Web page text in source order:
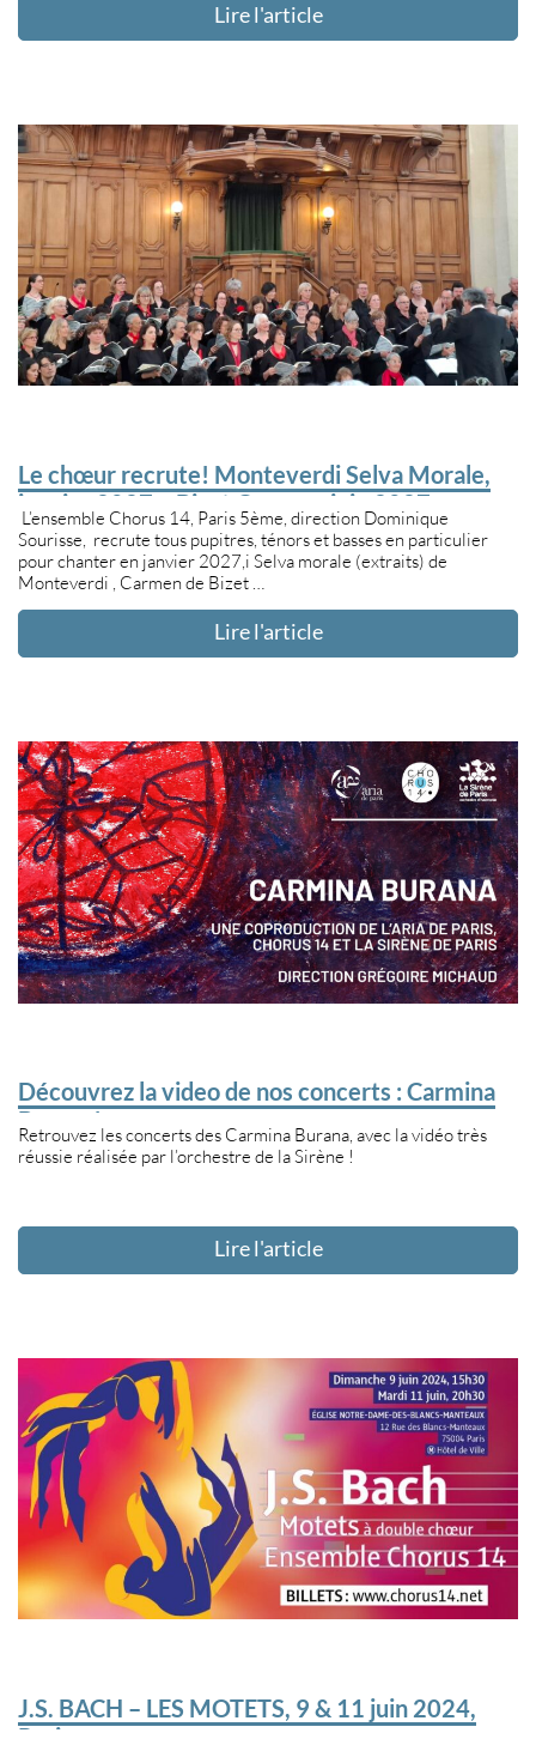
Lire l'article
Le chœur recrute! Monteverdi Selva Morale,
janvier 2027 – Bizet Carmen, juin 2027
L’ensemble Chorus 14, Paris 5ème, direction Dominique
Sourisse, recrute tous pupitres, ténors et basses en particulier
pour chanter en janvier 2027,i Selva morale (extraits) de
Monteverdi , Carmen de Bizet …
Lire l'article
Découvrez la video de nos concerts : Carmina
Burana!
Retrouvez les concerts des Carmina Burana, avec la vidéo très
réussie réalisée par l’orchestre de la Sirène !
Lire l'article
J.S. BACH – LES MOTETS, 9 & 11 juin 2024,